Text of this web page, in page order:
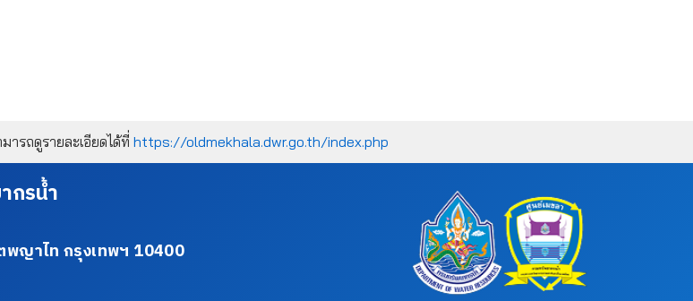
รถดูรายละเอียดได้ที่ https://oldmekhala.dwr.go.th/index.php
กรน้ำ
พญาไท กรุงเทพฯ 10400